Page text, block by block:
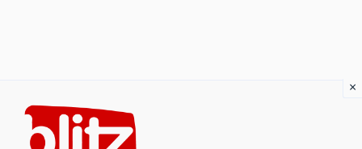
content
×